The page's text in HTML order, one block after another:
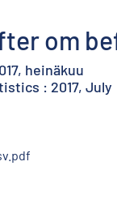
om
heinäkuu
: 2017, July